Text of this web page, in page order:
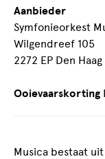
Musica bestaat
Aanbieder
Symfonieorkest
Wilgendreef 105
2272 EP Den Haag
Ooievaarskorting